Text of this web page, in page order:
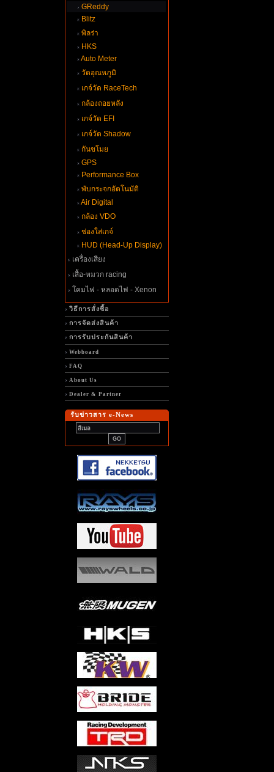
GReddy
Blitz
พิลร่า
HKS
Auto Meter
วัดอุณหภูมิ
เกจ์วัด RaceTech
กล้องถอยหลัง
เกจ์วัด EFI
เกจ์วัด Shadow
กันขโม
GPS
Performance Box
พับกระจกอัตโนมัติ
Air Digital
กล้อง VDO
ช่องใส่เกจ์
HUD (Head-Up Display)
เครื่องเสียง
เสื้อ-หมวก racing
คมไฟ - หลอดไฟ - Xenon
วิธีการสั่งซื้อ
การจัดส่งสินค้า
การรับประกันสินค้า
Webboard
FAQ
About Us
Dealer & Partner
รับข่าวสาร e-News